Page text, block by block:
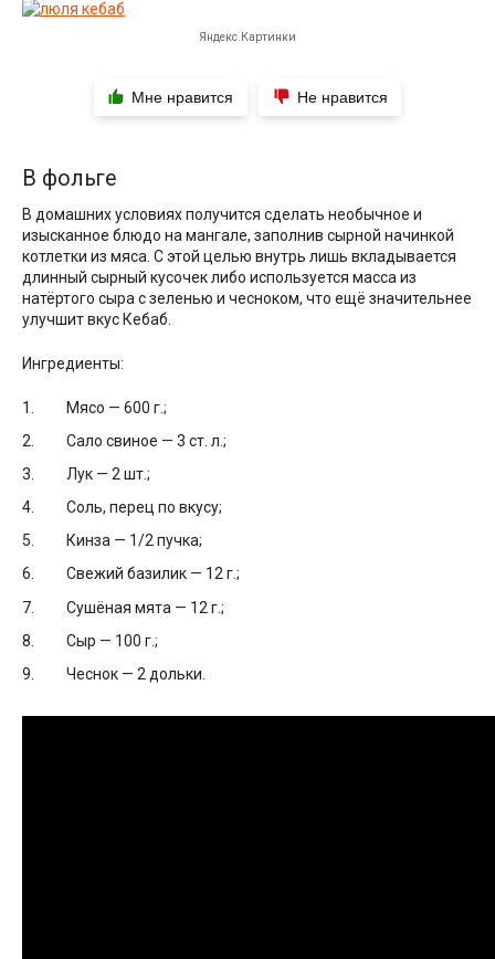
Яндекс.Картинки
Мне нравится Не нравится
В фольге
В домашних условиях получится сделать необычное и
изысканное блюдо на мангале, заполнив сырной начинкой
котлетки из мяса. С этой целью внутрь лишь вкладывается
длинный сырный кусочек либо используется масса из
натёртого сыра с зеленью и чесноком, что ещё значительнее
улучшит вкус Кебаб.
Ингредиенты:
Мясо — 600 г.;
Сало свиное — 3 ст. л.;
Лук — 2 шт.;
Соль, перец по вкусу;
Кинза — 1/2 пучка;
Свежий базилик — 12 г.;
Сушёная мята — 12 г.;
Сыр — 100 г.;
Чеснок — 2 дольки.